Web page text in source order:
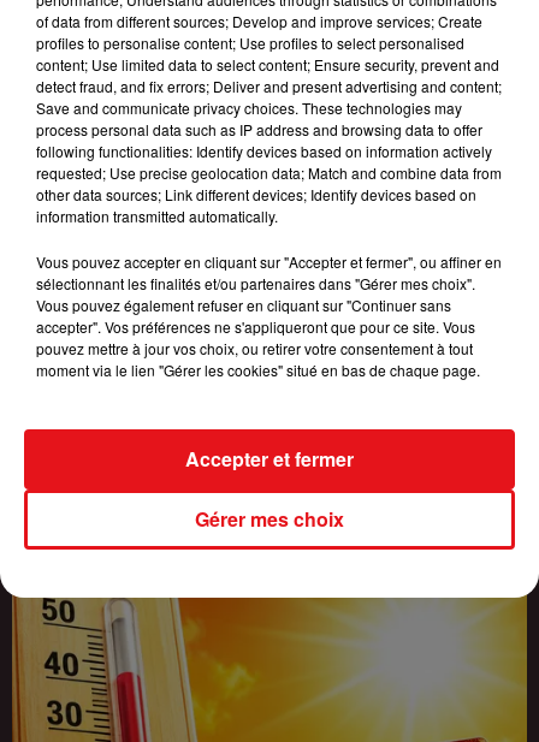
INCENDIES : 184 PERSONNES INTERPELLÉES DEPUIS DÉBUT
JUILLET, DES...
of data from different sources; Develop and improve services; Create
profiles to personalise content; Use profiles to select personalised
content; Use limited data to select content; Ensure security, prevent and
detect fraud, and fix errors; Deliver and present advertising and content;
Save and communicate privacy choices. These technologies may
process personal data such as IP address and browsing data to offer
following functionalities: Identify devices based on information actively
requested; Use precise geolocation data; Match and combine data from
other data sources; Link different devices; Identify devices based on
information transmitted automatically.
Vous pouvez accepter en cliquant sur "Accepter et fermer", ou affiner en
sélectionnant les finalités et/ou partenaires dans "Gérer mes choix".
Vous pouvez également refuser en cliquant sur "Continuer sans
accepter". Vos préférences ne s'appliqueront que pour ce site. Vous
pouvez mettre à jour vos choix, ou retirer votre consentement à tout
moment via le lien "Gérer les cookies" situé en bas de chaque page.
Gérer mes choix
Accepter et fermer